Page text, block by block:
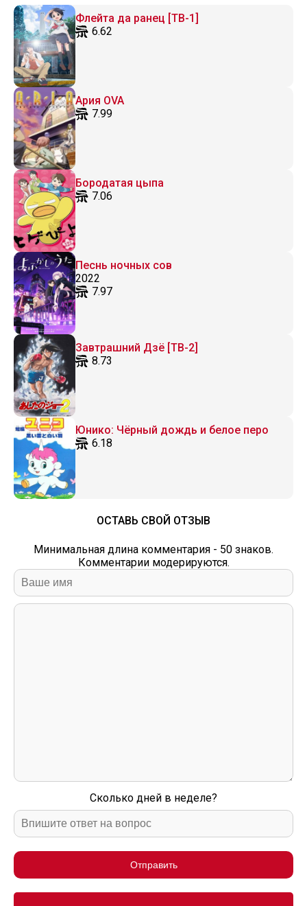
Флейта да ранец [ТВ-1]
6.62
Ария OVA
7.99
Бородатая цыпа
7.06
Песнь ночных сов
2022
7.97
Завтрашний Дзё [ТВ-2]
8.73
Юнико: Чёрный дождь и белое перо
6.18
ОСТАВЬ СВОЙ ОТЗЫВ
Минимальная длина комментария - 50 знаков.
Комментарии модерируются.
Сколько дней в неделе?
Отправить